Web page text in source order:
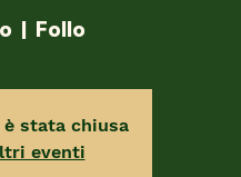
  |
Follo
stata chiusa
eventi